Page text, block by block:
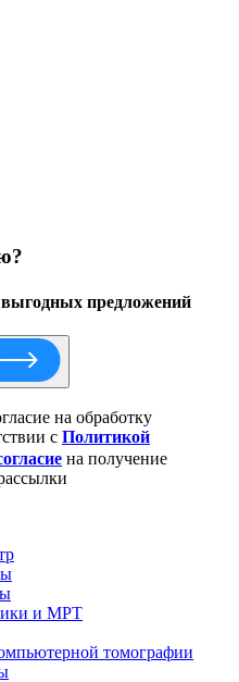
выгодных предложений
на обработку
с Политикой
на получение
и МРТ
томографии